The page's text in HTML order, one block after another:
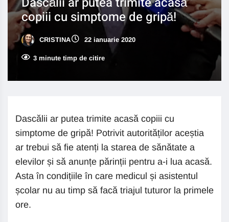
copiii cu simptome de gripă!
CRISTINA 22 ianuarie 2020
3 minute timp de citire
Dascălii ar putea trimite acasă copiii cu
simptome de gripă! Potrivit autorităților aceștia
ar trebui să fie atenți la starea de sănătate a
elevilor și să anunțe părinții pentru a-i lua acasă.
Asta în condițiile în care medicul și asistentul
școlar nu au timp să facă triajul tuturor la primele
ore.